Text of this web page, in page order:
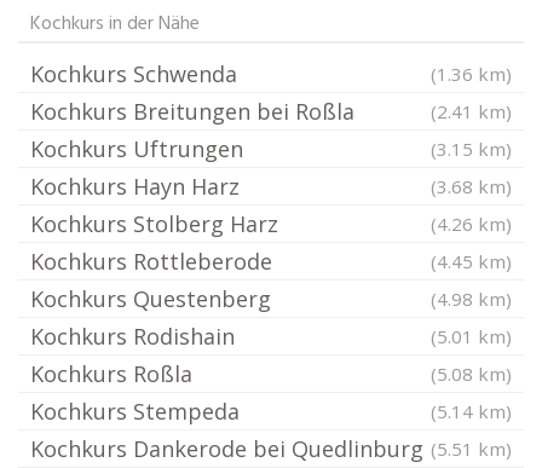
Kochkurs in der Nähe
Kochkurs Schwenda (1.36 km)
Kochkurs Breitungen bei Roßla (2.41 km)
Kochkurs Uftrungen (3.15 km)
Kochkurs Hayn Harz (3.68 km)
Kochkurs Stolberg Harz (4.26 km)
Kochkurs Rottleberode (4.45 km)
Kochkurs Questenberg (4.98 km)
Kochkurs Rodishain (5.01 km)
Kochkurs Roßla (5.08 km)
Kochkurs Stempeda (5.14 km)
Kochkurs Dankerode bei Quedlinburg (5.51 km)